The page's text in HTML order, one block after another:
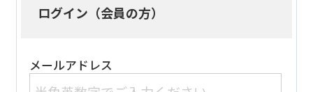
ログイン（会員の方）
メールアドレス